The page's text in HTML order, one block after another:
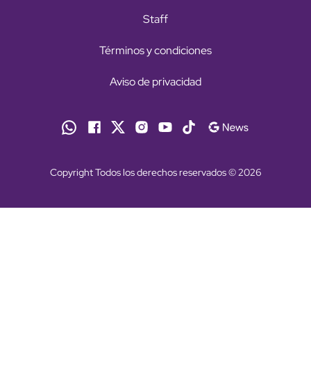
Staff
Términos y condiciones
Aviso de privacidad
Copyright Todos los derechos reservados © 2026